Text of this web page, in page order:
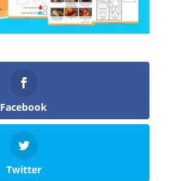
Facebook
Twitter